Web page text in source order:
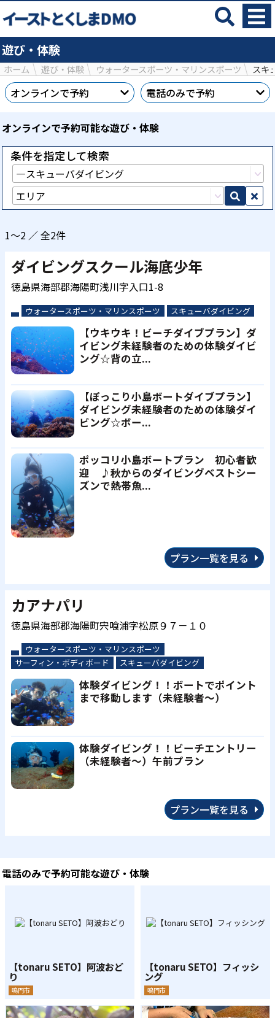
遊び・体験
ホーム 遊び・体験 ウォータースポーツ・マリンスポーツ スキ
オンラインで予約 電話のみで予約
オンラインで予約可能な遊び・体験
条件を指定して検索
1～2 ／ 全2件
ダイビングスクール海底少年
徳島県海部郡海陽町浅川字入口1-8
ウォータースポーツ・マリンスポーツ スキューバダイビング
【ウキウキ！ビーチダイブプラン】ダ
イビング未経験者のための体験ダイビ
ング☆背の立...
【ぽっこり小島ボートダイブプラン】
ダイビング未経験者のための体験ダイ
ビング☆ボー...
ポッコリ小島ボートプラン 初心者歓
迎 ♪秋からのダイビングベストシー
ズンで熱帯魚...
プラン一覧を見る
カアナパリ
徳島県海部郡海陽町宍喰浦字松原９７－１０
ウォータースポーツ・マリンスポーツ
サーフィン・ボディボード
スキューバダイビング
体験ダイビング！！ボートでポイント
まで移動します（未経験者～）
体験ダイビング！！ビーチエントリー
（未経験者～）午前プラン
プラン一覧を見る
電話のみで予約可能な遊び・体験
【tonaru SETO】阿波おど
り
鳴門市
【tonaru SETO】フィッシ
ング
鳴門市